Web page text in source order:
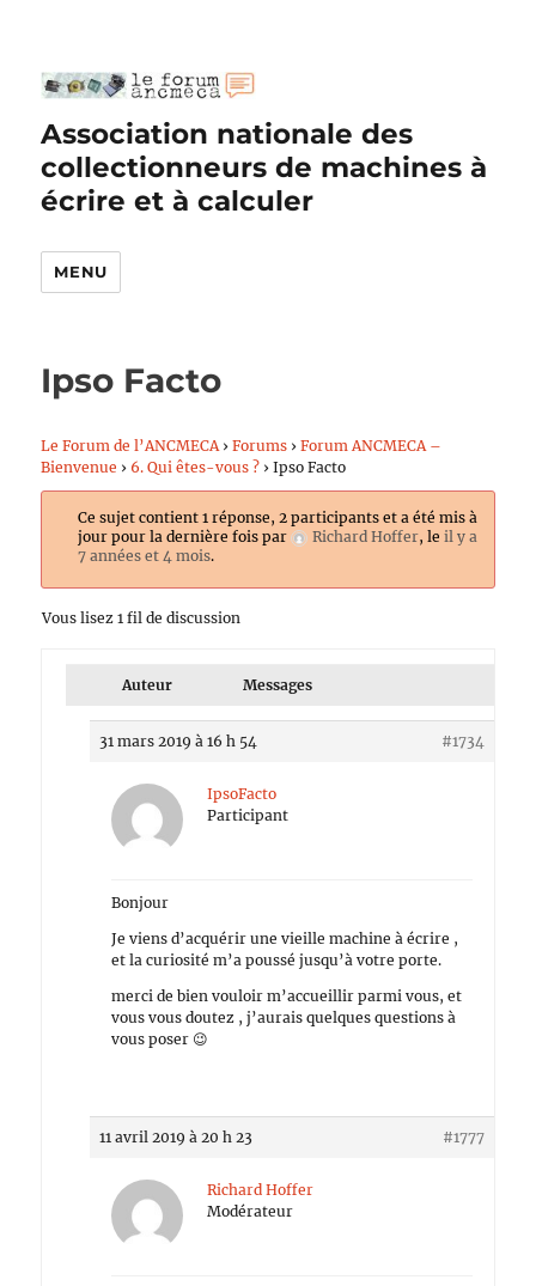
Association nationale des
collectionneurs de machines à
écrire et à calculer
MENU
Ipso Facto
Le Forum de l’ANCMECA › Forums › Forum ANCMECA –
Bienvenue › 6. Qui êtes-vous ? › Ipso Facto
Ce sujet contient 1 réponse, 2 participants et a été mis à
jour pour la dernière fois par
Richard Hoffer, le il y a
7 années et 4 mois.
Vous lisez 1 fil de discussion
Auteur Messages
31 mars 2019 à 16 h 54 #1734
IpsoFacto
Participant
Bonjour
Je viens d’acquérir une vieille machine à écrire ,
et la curiosité m’a poussé jusqu’à votre porte.
merci de bien vouloir m’accueillir parmi vous, et
vous vous doutez , j’aurais quelques questions à
vous poser 😉
11 avril 2019 à 20 h 23 #1777
Richard Hoffer
Modérateur